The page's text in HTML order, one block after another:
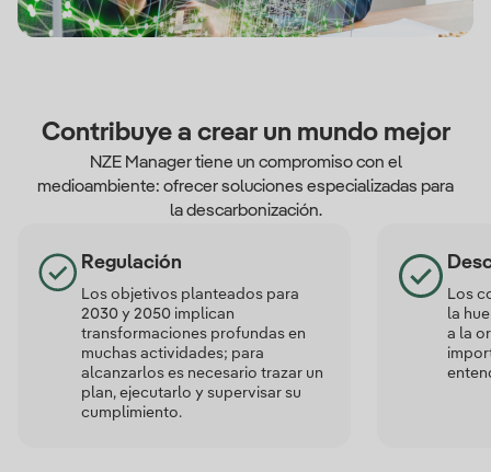
Contribuye a crear un mundo mejor
NZE Manager tiene un compromiso con el
medioambiente: ofrecer soluciones especializadas para
la descarbonización.
Regulación
Los objetivos planteados para
2030 y 2050 implican
transformaciones profundas en
muchas actividades; para
alcanzarlos es necesario trazar un
plan, ejecutarlo y supervisar su
cumplimiento.
Los
la
a la